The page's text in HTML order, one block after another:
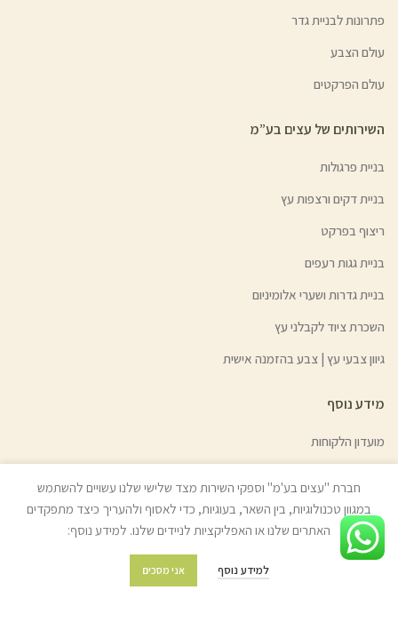
פתרונות לבניית גדר
עולם הצבע
עולם הפרקטים
השירותים של עצים בע”מ
בניית פרגולות
בניית דקים ורצפות עץ
ריצוף בפרקט
בניית גגות רעפים
בניית גדרות ושערי אלומיניום
השכרת ציוד לקבלני עץ
גיוון צבעי עץ | צבע בהזמנה אישית
מידע נוסף
מועדון הלקוחות
מדיניות החזרת מוצרים
שאלות ותשובות
חברת "עצים בע'מ" וספקי השירות מצד שלישי שלנו עשויים להשתמש
במגוון טכנולוגיות, בין השאר, בעוגיות, כדי לאסוף ולהעריך כיצד מתפקדים
האתרים שלנו או האפליקציות לניידים שלנו. למידע נוסף:
למידע נוסף אני מסכים